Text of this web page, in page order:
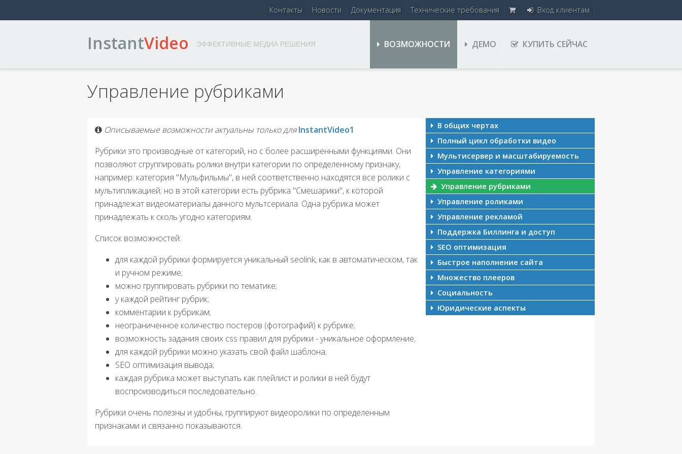
Контакты Новости Документация Технические требования Вход клиентам
InstantVideo ЭФФЕКТИВНЫЕ МЕДИА РЕШЕНИЯ ВОЗМОЖНОСТИ ДЕМО КУПИТЬ СЕЙЧАС
Управление рубриками
Описываемые возможности актуальны только дляInstantVideo1
Рубрики это производные от категорий, но с более расширенными функциями. Они
позволяют сгруппировать ролики внутри категории по определенному признаку,
например: категория "Мульфильмы", в ней соответственно находятся все ролики с
мультипликацией; но в этой категории есть рубрика "Смешарики", к которой
принадлежат видеоматериалы данного мультсериала. Одна рубрика может
принадлежать к сколь угодно категориям.
Список возможностей:
для каждой рубрики формируется уникальный seolink, как в автоматическом, так
и ручном режиме;
можно группировать рубрики по тематике;
у каждой рейтинг рубрик;
комментарии к рубрикам;
неограниченное количество постеров (фотографий) к рубрике;
возможность задания своих css правил для рубрики - уникальное оформление;
для каждой рубрики можно указать свой файл шаблона;
SEO оптимизация вывода;
каждая рубрика может выступать как плейлист и ролики в ней будут
воспроизводиться последовательно.
Рубрики очень полезны и удобны, группируют видеоролики по определенным
признаками и связанно показываются.
В общих чертах
Полный цикл обработки видео
Мультисервер и масштабируемость
Управление категориями
Управление рубриками
Управление роликами
Управление рекламой
Поддержка Биллинга и доступ
SEO оптимизация
Быстрое наполнение сайта
Множество плееров
Социальность
Юридические аспекты